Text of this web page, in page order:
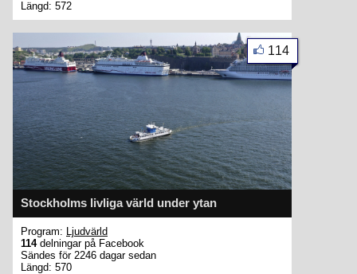
Längd: 572
Stockholms livliga värld under ytan
114
Program: Ljudvärld
114delningar på Facebook
Sändes för 2246 dagar sedan
Längd: 570